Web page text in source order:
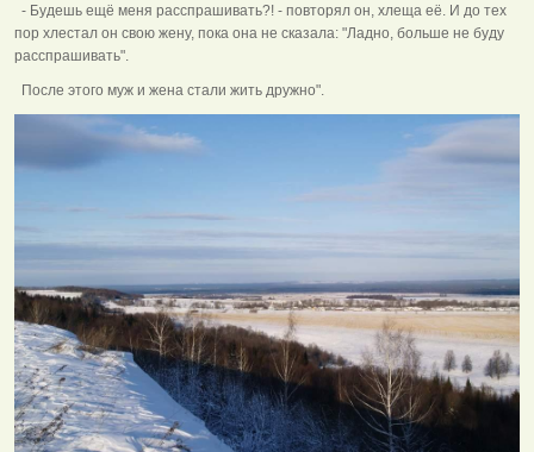
- Будешь ещё меня расспрашивать?! - повторял он, хлеща её. И до тех
пор хлестал он свою жену, пока она не сказала: "Ладно, больше не буду
расспрашивать".
После этого муж и жена стали жить дружно".